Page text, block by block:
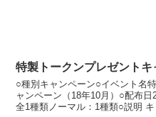
特製トークンプレゼントキ
○種別キャンペーン○イベント名
ャンペーン（18年10月）○配布
全1種類ノーマル：1種類○説明 キ